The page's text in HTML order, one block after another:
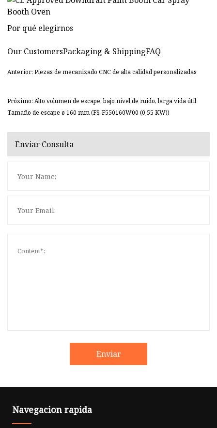
Por qué elegirnos
Our CustomersPackaging & ShippingFAQ
Anterior: Piezas de mecanizado CNC de alta calidad personalizadas
Próximo: Alto volumen de escape, bajo nivel de ruido, larga vida útil
Tamaño de escape ø 160 mm (FS-F550160W00 (0,55 KW))
Enviar Consulta
Enviar
Navegacion rapida